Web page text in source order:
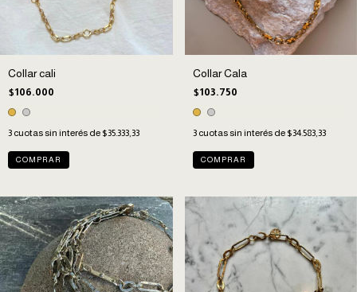
Collar cali
$106.000
3 cuotas sin interés de $35.333,33
COMPRAR
Collar Cala
$103.750
3 cuotas sin interés de $34.583,33
COMPRAR